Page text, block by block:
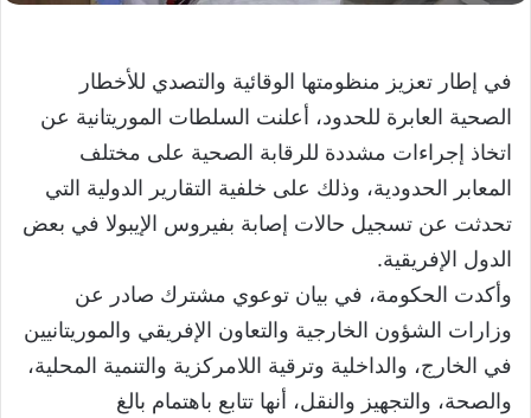
في إطار تعزيز منظومتها الوقائية والتصدي للأخطار
الصحية العابرة للحدود، أعلنت السلطات الموريتانية عن
اتخاذ إجراءات مشددة للرقابة الصحية على مختلف
المعابر الحدودية، وذلك على خلفية التقارير الدولية التي
تحدثت عن تسجيل حالات إصابة بفيروس الإيبولا في بعض
الدول الإفريقية.
وأكدت الحكومة، في بيان توعوي مشترك صادر عن
وزارات الشؤون الخارجية والتعاون الإفريقي والموريتانيين
في الخارج، والداخلية وترقية اللامركزية والتنمية المحلية،
والصحة، والتجهيز والنقل، أنها تتابع باهتمام بالغ